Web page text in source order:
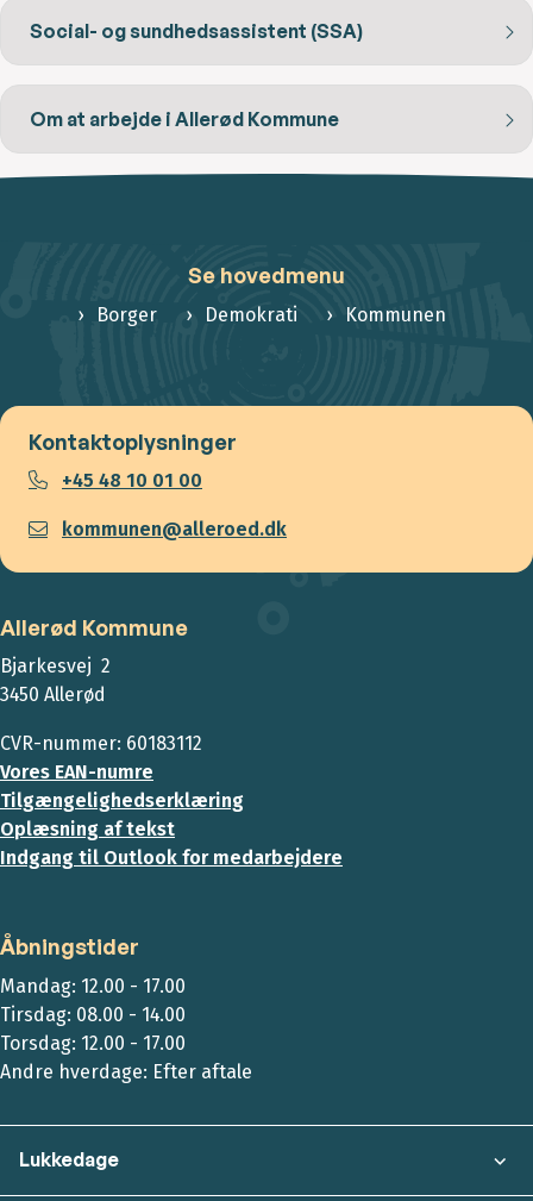
Social- og sundhedsassistent (SSA)
Om at arbejde i Allerød Kommune
Se hovedmenu
Borger Demokrati Kommunen
Kontaktoplysninger
+45 48 10 01 00
kommunen@alleroed.dk
Allerød Kommune
Bjarkesvej 2
3450 Allerød
CVR-nummer: 60183112
Vores EAN-numre
Tilgængelighedserklæring
Oplæsning af tekst
Indgang til Outlook for medarbejdere
Åbningstider
Mandag: 12.00 - 17.00
Tirsdag: 08.00 - 14.00
Torsdag: 12.00 - 17.00
Andre hverdage: Efter aftale
Lukkedage